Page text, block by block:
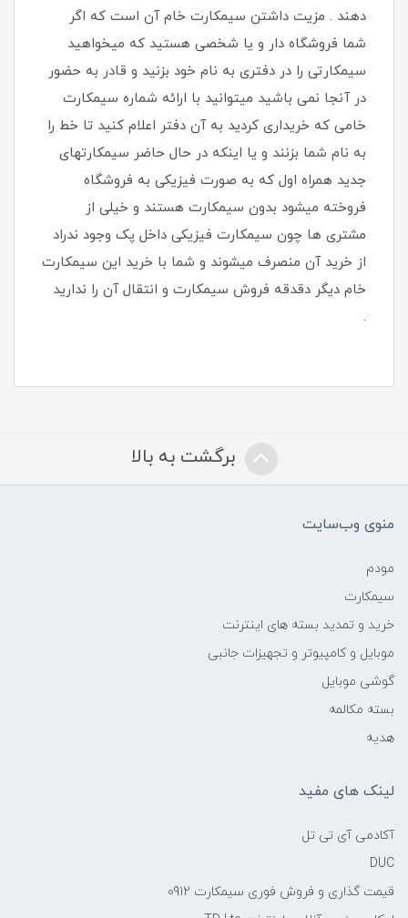
دهند . مزیت داشتن سیمکارت خام آن است که اگر
شما فروشگاه دار و یا شخصی هستید که میخواهید
سیمکارتی را در دفتری به نام خود بزنید و قادر به حضور
در آنجا نمی باشید میتوانید با ارائه شماره سیمکارت
خامی که خریداری کردید به آن دفتر اعلام کنید تا خط را
به نام شما بزنند و یا اینکه در حال حاضر سیمکارتهای
جدید همراه اول که به صورت فیزیکی به فروشگاه
فروخته میشود بدون سیمکارت هستند و خیلی از
مشتری ها چون سیمکارت فیزیکی داخل پک وجود ندراد
از خرید آن منصرف میشوند و شما با خرید این سیمکارت
خام دیگر دقدقه فروش سیمکارت و انتقال آن را ندارید
.
برگشت به بالا
منوی وب‌سایت
مودم
سیمکارت
خرید و تمدید بسته های اینترنت
موبایل و کامپیوتر و تجهیزات جانبی
گوشی موبایل
بسته مکالمه
هدیه
لینک های مفید
آکادمی آی تی تل
DUC
قیمت گذاری و فروش فوری سیمکارت 0912